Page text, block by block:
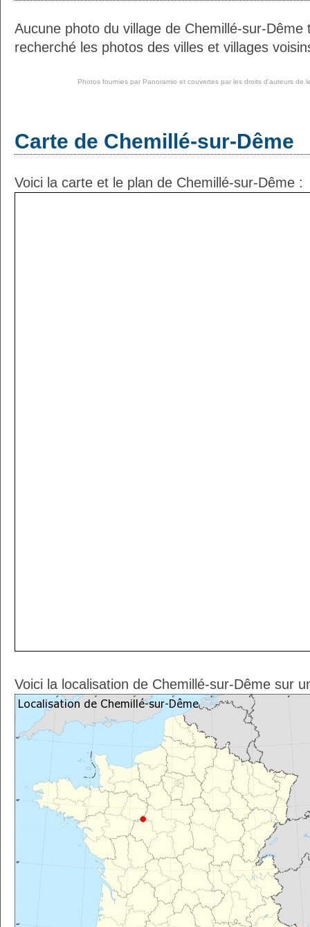
Aucune photo du village de Chemillé-sur-Dême
recherché les photos des villes et villages
Photos fournies par Panoramio et couvertes par les droits d'auteurs de
Carte de Chemillé-sur-Dême
Voici la carte et le plan de Chemillé-sur-Dême :
Voici la localisation de Chemillé-sur-Dême sur